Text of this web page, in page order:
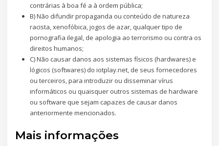
contrárias à boa fé a à ordem pública;
B) Não difundir propaganda ou conteúdo de natureza
racista, xenofóbica, jogos de azar, qualquer tipo de
pornografia ilegal, de apologia ao terrorismo ou contra os
direitos humanos;
C) Não causar danos aos sistemas físicos (hardwares) e
lógicos (softwares) do iotplay.net, de seus fornecedores
ou terceiros, para introduzir ou disseminar vírus
informáticos ou quaisquer outros sistemas de hardware
ou software que sejam capazes de causar danos
anteriormente mencionados.
Mais informações